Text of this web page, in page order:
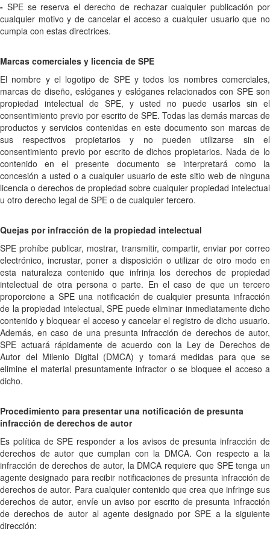
- SPE se reserva el derecho de rechazar cualquier publicación por
cualquier motivo y de cancelar el acceso a cualquier usuario que no
cumpla con estas directrices.
Marcas comerciales y licencia de SPE
El nombre y el logotipo de SPE y todos los nombres comerciales,
marcas de diseño, eslóganes y eslóganes relacionados con SPE son
propiedad intelectual de SPE, y usted no puede usarlos sin el
consentimiento previo por escrito de SPE. Todas las demás marcas de
productos y servicios contenidas en este documento son marcas de
sus respectivos propietarios y no pueden utilizarse sin el
consentimiento previo por escrito de dichos propietarios. Nada de lo
contenido en el presente documento se interpretará como la
concesión a usted o a cualquier usuario de este sitio web de ninguna
licencia o derechos de propiedad sobre cualquier propiedad intelectual
u otro derecho legal de SPE o de cualquier tercero.
Quejas por infracción de la propiedad intelectual
SPE prohíbe publicar, mostrar, transmitir, compartir, enviar por correo
electrónico, incrustar, poner a disposición o utilizar de otro modo en
esta naturaleza contenido que infrinja los derechos de propiedad
intelectual de otra persona o parte. En el caso de que un tercero
proporcione a SPE una notificación de cualquier presunta infracción
de la propiedad intelectual, SPE puede eliminar inmediatamente dicho
contenido y bloquear el acceso y cancelar el registro de dicho usuario.
Además, en caso de una presunta infracción de derechos de autor,
SPE actuará rápidamente de acuerdo con la Ley de Derechos de
Autor del Milenio Digital (DMCA) y tomará medidas para que se
elimine el material presuntamente infractor o se bloquee el acceso a
dicho.
Procedimiento para presentar una notificación de presunta
infracción de derechos de autor
Es política de SPE responder a los avisos de presunta infracción de
derechos de autor que cumplan con la DMCA. Con respecto a la
infracción de derechos de autor, la DMCA requiere que SPE tenga un
agente designado para recibir notificaciones de presunta infracción de
derechos de autor. Para cualquier contenido que crea que infringe sus
derechos de autor, envíe un aviso por escrito de presunta infracción
de derechos de autor al agente designado por SPE a la siguiente
dirección: